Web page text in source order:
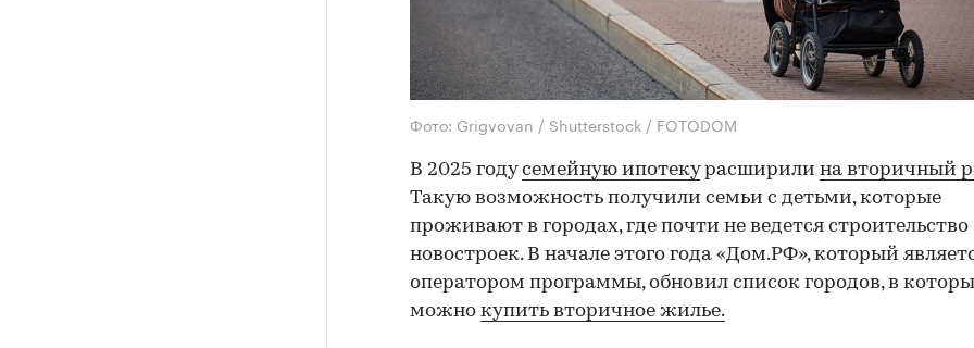
Фото: Grigvovan / Shutterstock / FOTODOM
В 2025 годусемейную ипотекурасширили на вторичный
Такую возможность получили семьи с детьми, которые
проживают в городах, где почти не ведется строительство
новостроек. В начале этого года «Дом.РФ», который
оператором программы, обновил список городов, в
можно купить вторичное жилье.